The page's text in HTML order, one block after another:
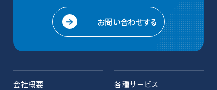
お問い合わせする
会社概要 各種サービス